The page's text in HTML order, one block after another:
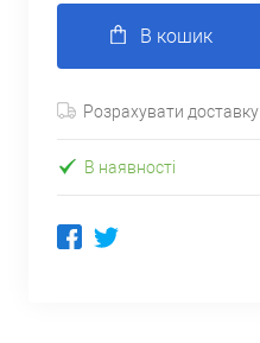
В кошик
Розрахувати доставку
В наявності